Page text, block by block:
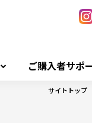
ご購入者サポ
サイトトップ